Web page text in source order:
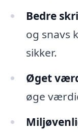
Bedre
og snavs
sikker.
Øget
øge